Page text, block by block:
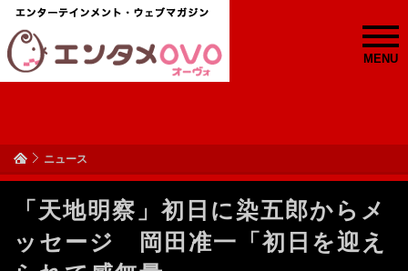
MENU
ニュース
「天地明察」初日に染五郎からメ
ッセージ 岡田准一「初日を迎え